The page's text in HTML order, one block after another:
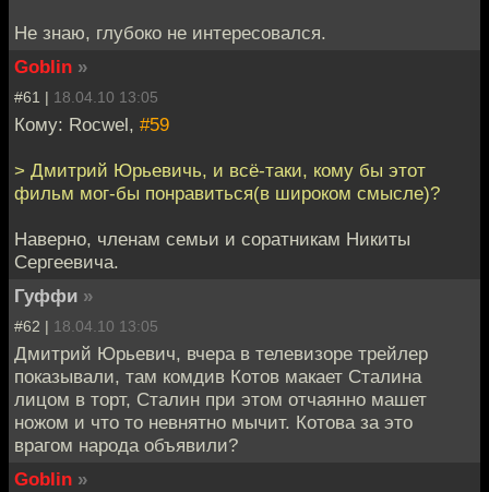
Не знаю, глубоко не интересовался.
Goblin »
#61 | 18.04.10 13:05
Кому: Rocwel, #59
> Дмитрий Юрьевичь, и всё-таки, кому бы этот
фильм мог-бы понравиться(в широком смысле)?
Наверно, членам семьи и соратникам Никиты
Сергеевича.
Гуффи »
#62 | 18.04.10 13:05
Дмитрий Юрьевич, вчера в телевизоре трейлер
показывали, там комдив Котов макает Сталина
лицом в торт, Сталин при этом отчаянно машет
ножом и что то невнятно мычит. Котова за это
врагом народа объявили?
Goblin »